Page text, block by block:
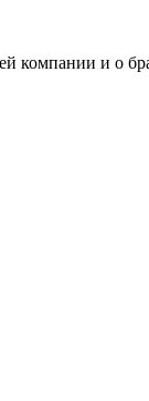
компании и о